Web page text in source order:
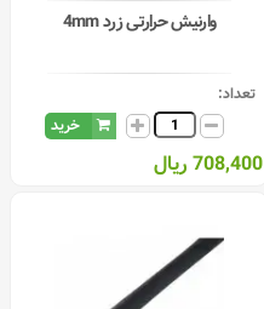
وارنیش حرارتی زرد 4mm
تعداد:
خرید
708,400 ریال